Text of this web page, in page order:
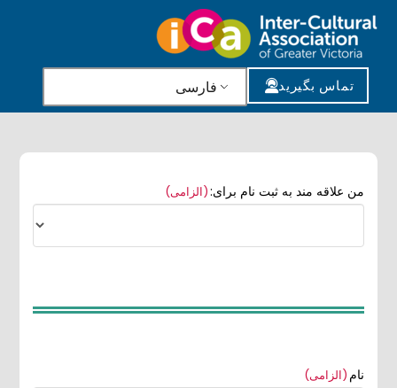
تماس بگیرید فارسی
من علاقه مند به ثبت نام برای:(الزامی)
نام (الزامی)